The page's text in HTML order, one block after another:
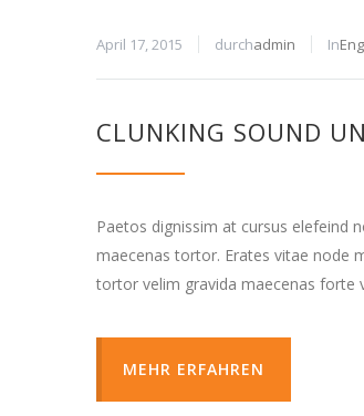
April 17, 2015 durchadmin In
CLUNKING SOUND
Paetos dignissim at cursus elefeind
maecenas tortor. Erates vitae node
tortor velim gravida maecenas forte
MEHR ERFAHREN